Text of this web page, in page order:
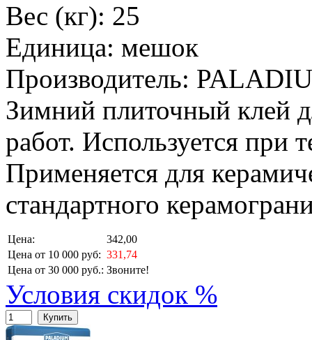
Вес (кг): 25
Единица: мешок
Производитель:
Зимний плиточный клей
работ. Используется при
Применяется для
стандартного
Цена:
342,00
Цена от 10 000 руб: 331,74
Цена от 30 000 руб.: Звоните!
Условия скидок %
Купить